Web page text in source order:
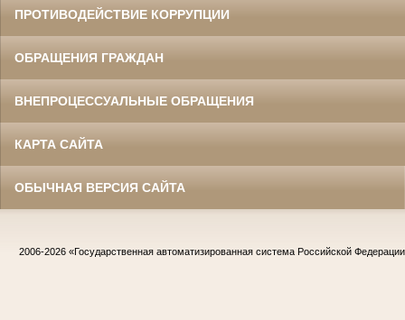
ПРОТИВОДЕЙСТВИЕ КОРРУПЦИИ
ОБРАЩЕНИЯ ГРАЖДАН
ВНЕПРОЦЕССУАЛЬНЫЕ ОБРАЩЕНИЯ
КАРТА САЙТА
ОБЫЧНАЯ ВЕРСИЯ САЙТА
2006-2026 «Государственная автоматизированная система Российской